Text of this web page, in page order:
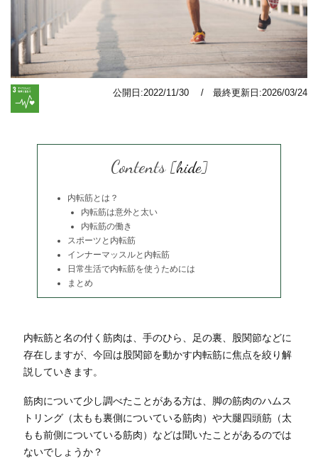
公開日:2022/11/30 / 最終更新日:2026/03/24
Contents [hide]
内転筋とは？
内転筋は意外と太い
内転筋の働き
スポーツと内転筋
インナーマッスルと内転筋
日常生活で内転筋を使うためには
まとめ
内転筋と名の付く筋肉は、手のひら、足の裏、股関節などに
存在しますが、今回は股関節を動かす内転筋に焦点を絞り解
説していきます。
筋肉について少し調べたことがある方は、脚の筋肉のハムス
トリング（太もも裏側についている筋肉）や大腿四頭筋（太
もも前側についている筋肉）などは聞いたことがあるのでは
ないでしょうか？